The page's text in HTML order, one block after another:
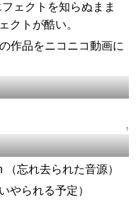
ェクトを知らぬまま
クトが酷い。
作品をニコニコ動画に
↑
忘れ去られた音源）
やられる予定）